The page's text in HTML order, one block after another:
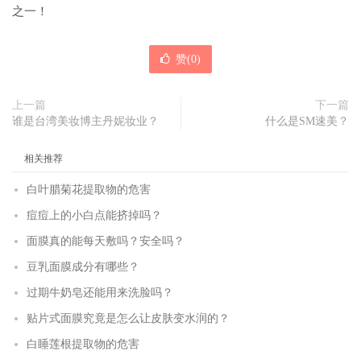
之一！
赞(0)
上一篇
谁是台湾美妆博主丹妮妆业？
下一篇
什么是SM速美？
相关推荐
白叶腊菊花提取物的危害
痘痘上的小白点能挤掉吗？
面膜真的能每天敷吗？安全吗？
豆乳面膜成分有哪些？
过期牛奶皂还能用来洗脸吗？
贴片式面膜究竟是怎么让皮肤变水润的？
白睡莲根提取物的危害